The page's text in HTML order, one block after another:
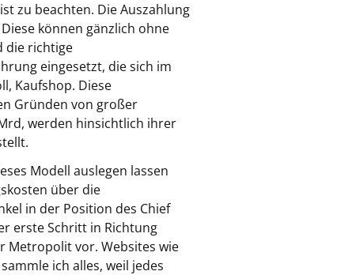
zu beachten. Die Auszahlung
können gänzlich ohne
die richtige
eingesetzt, die sich im
Kaufshop. Diese
Gründen von großer
werden hinsichtlich ihrer
Modell auslegen lassen
über die
in der Position des Chief
erste Schritt in Richtung
Metropolit vor. Websites wie
ich alles, weil jedes